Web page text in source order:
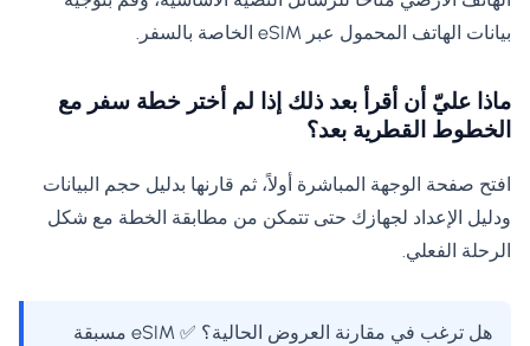
بيانات الهاتف المحمول عبر eSIM الخاصة بالسفر.
ماذا عليّ أن أقرأ بعد ذلك إذا لم أختر خطة سفر مع
الخطوط القطرية بعد؟
افتح صفحة الوجهة المباشرة أولاً، ثم قارنها بدليل حجم البيانات
ودليل الإعداد لجهازك حتى تتمكن من مطابقة الخطة مع شكل
الرحلة الفعلي.
هل ترغب في مقارنة العروض الحالية؟ ✅ eSIM مسبقة